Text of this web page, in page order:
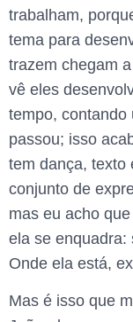
trabalham,
tema para
trazem chegam
vê eles
tempo, contando
passou; isso
tem dança, texto
conjunto de
mas eu acho
ela se enquadra:
Onde ela está,
Mas é isso que